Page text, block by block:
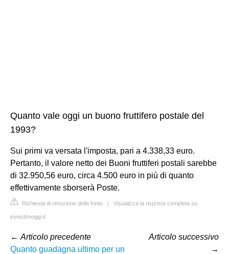
Quanto vale oggi un buono fruttifero postale del
1993?
Sui primi va versata l'imposta, pari a 4.338,33 euro.
Pertanto, il valore netto dei Buoni fruttiferi postali sarebbe
di 32.950,56 euro, circa 4.500 euro in più di quanto
effettivamente sborserà Poste.
Richiesta di rimozione della fonte | Visualizza la risposta completa su
investireoggi.it
← Articolo precedente
Quanto guadagna ultimo per un
Articolo successivo
→